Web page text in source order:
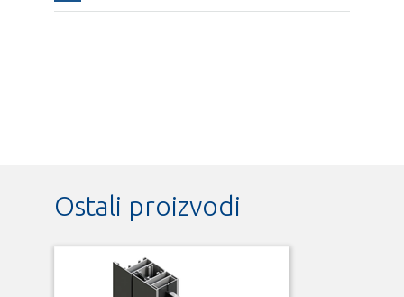
Ostali proizvodi